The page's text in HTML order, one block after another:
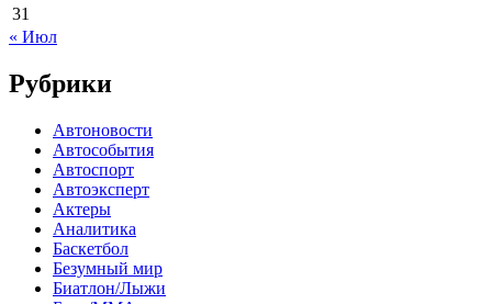
31
« Июл
Рубрики
Автоновости
Автособытия
Автоспорт
Автоэксперт
Актеры
Аналитика
Баскетбол
Безумный мир
Биатлон/Лыжи